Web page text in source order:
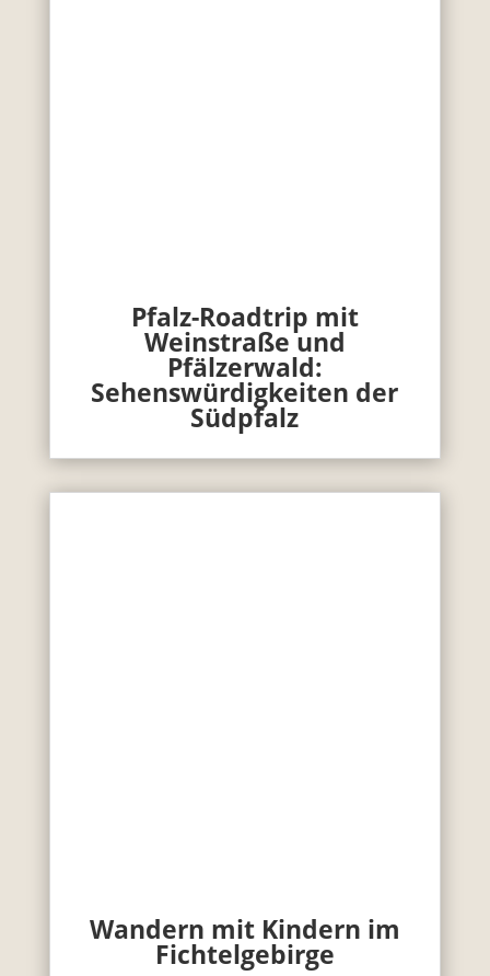
Pfalz-Roadtrip mit
Weinstraße und
Pfälzerwald:
Sehenswürdigkeiten der
Südpfalz
Wandern mit Kindern im
Fichtelgebirge